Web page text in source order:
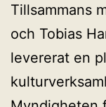
Tillsammans
och Tobias
levererat en